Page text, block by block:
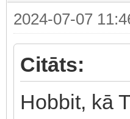
2024-07-07
Citāts:
Hobbit, kā